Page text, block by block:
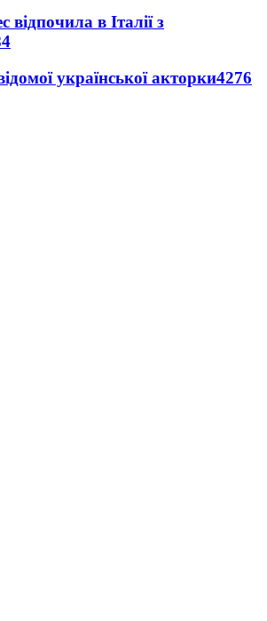
відпочила в Італії з
української акторки4276